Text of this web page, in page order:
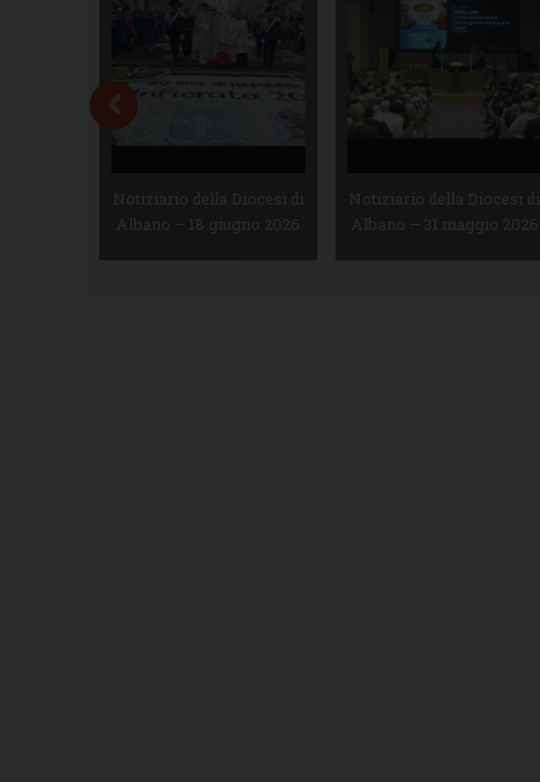
Notiziario della Diocesi di
Albano – 18 giugno 2026
Notiziario della Diocesi di
Albano – 31 maggio 2026